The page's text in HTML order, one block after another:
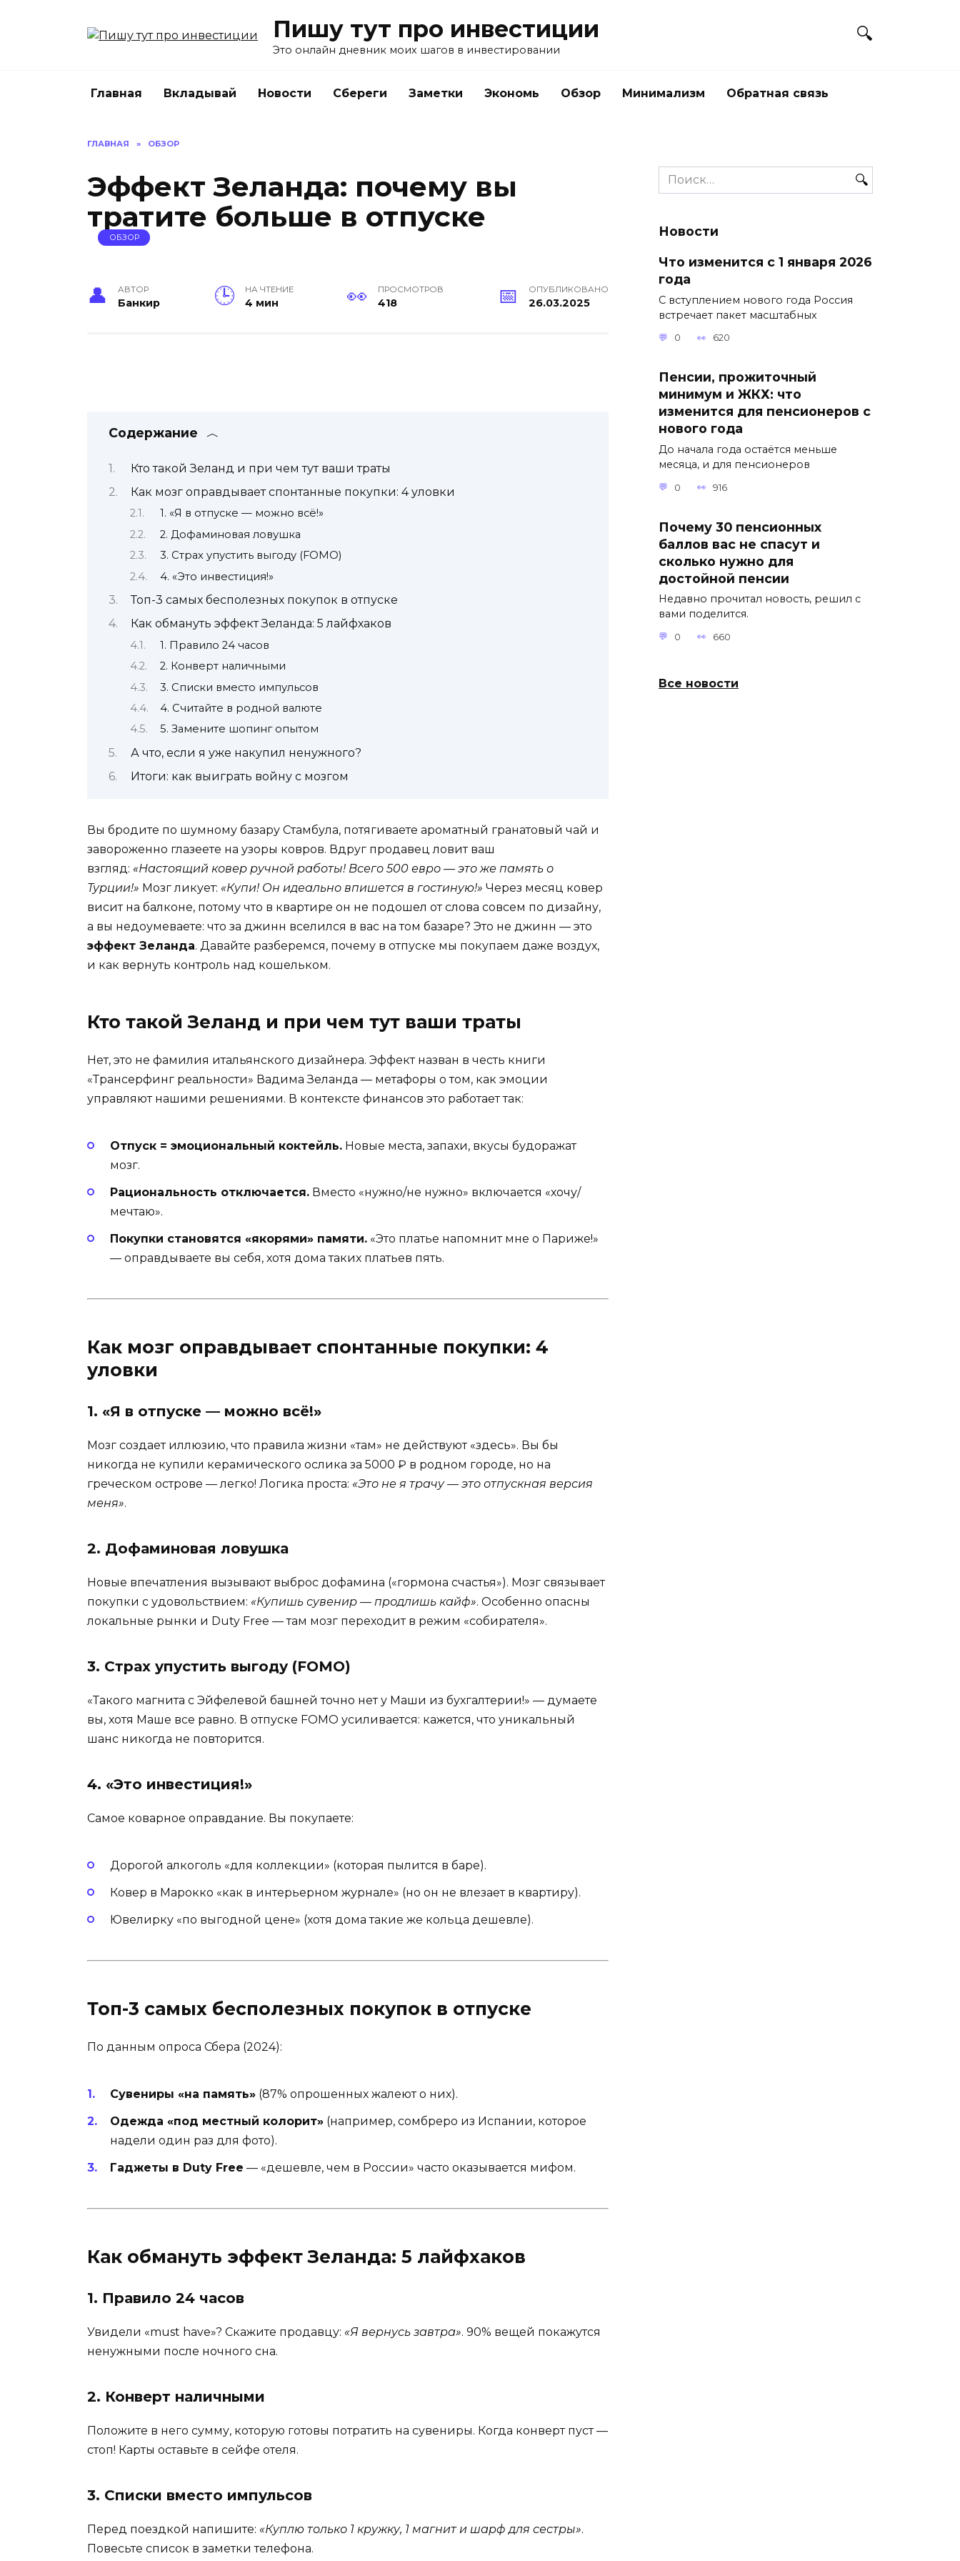
Пишу тут про инвестиции
Это онлайн дневник моих шагов в инвестировании
Главная Вкладывай Новости Сбереги Заметки Экономь Обзор Минимализм Обратная связь
ГЛАВНАЯ » ОБЗОР
Эффект Зеланда: почему вы
тратите больше в отпуске
ОБЗОР
АВТОР
Банкир
НА ЧТЕНИЕ
4 мин
ПРОСМОТРОВ
418
ОПУБЛИКОВАНО
26.03.2025
Содержание
Кто такой Зеланд и при чем тут ваши траты
Как мозг оправдывает спонтанные покупки: 4 уловки
1. «Я в отпуске — можно всё!»
2. Дофаминовая ловушка
3. Страх упустить выгоду (FOMO)
4. «Это инвестиция!»
Топ-3 самых бесполезных покупок в отпуске
Как обмануть эффект Зеланда: 5 лайфхаков
1. Правило 24 часов
2. Конверт наличными
3. Списки вместо импульсов
4. Считайте в родной валюте
5. Замените шопинг опытом
А что, если я уже накупил ненужного?
Итоги: как выиграть войну с мозгом
Вы бродите по шумному базару Стамбула, потягиваете ароматный гранатовый чай и
завороженно глазеете на узоры ковров. Вдруг продавец ловит ваш
взгляд: «Настоящий ковер ручной работы! Всего 500 евро — это же память о
Турции!» Мозг ликует: «Купи! Он идеально впишется в гостиную!» Через месяц ковер
висит на балконе, потому что в квартире он не подошел от слова совсем по дизайну,
а вы недоумеваете: что за джинн вселился в вас на том базаре? Это не джинн — это
эффект Зеланда. Давайте разберемся, почему в отпуске мы покупаем даже воздух,
и как вернуть контроль над кошельком.
Кто такой Зеланд и при чем тут ваши траты
Нет, это не фамилия итальянского дизайнера. Эффект назван в честь книги
«Трансерфинг реальности» Вадима Зеланда — метафоры о том, как эмоции
управляют нашими решениями. В контексте финансов это работает так:
Отпуск = эмоциональный коктейль. Новые места, запахи, вкусы будоражат
мозг.
Рациональность отключается. Вместо «нужно/не нужно» включается «хочу/
мечтаю».
Покупки становятся «якорями» памяти. «Это платье напомнит мне о Париже!»
— оправдываете вы себя, хотя дома таких платьев пять.
Как мозг оправдывает спонтанные покупки: 4
уловки
1. «Я в отпуске — можно всё!»
Мозг создает иллюзию, что правила жизни «там» не действуют «здесь». Вы бы
никогда не купили керамического ослика за 5000 ₽ в родном городе, но на
греческом острове — легко! Логика проста: «Это не я трачу — это отпускная версия
меня».
2. Дофаминовая ловушка
Новые впечатления вызывают выброс дофамина («гормона счастья»). Мозг связывает
покупки с удовольствием: «Купишь сувенир — продлишь кайф». Особенно опасны
локальные рынки и Duty Free — там мозг переходит в режим «собирателя».
3. Страх упустить выгоду (FOMO)
«Такого магнита с Эйфелевой башней точно нет у Маши из бухгалтерии!» — думаете
вы, хотя Маше все равно. В отпуске FOMO усиливается: кажется, что уникальный
шанс никогда не повторится.
4. «Это инвестиция!»
Самое коварное оправдание. Вы покупаете:
Дорогой алкоголь «для коллекции» (которая пылится в баре).
Ковер в Марокко «как в интерьерном журнале» (но он не влезает в квартиру).
Ювелирку «по выгодной цене» (хотя дома такие же кольца дешевле).
Топ-3 самых бесполезных покупок в отпуске
По данным опроса Сбера (2024):
Сувениры «на память» (87% опрошенных жалеют о них).
Одежда «под местный колорит» (например, сомбреро из Испании, которое
надели один раз для фото).
Гаджеты в Duty Free — «дешевле, чем в России» часто оказывается мифом.
Как обмануть эффект Зеланда: 5 лайфхаков
1. Правило 24 часов
Увидели «must have»? Скажите продавцу: «Я вернусь завтра». 90% вещей покажутся
ненужными после ночного сна.
2. Конверт наличными
Положите в него сумму, которую готовы потратить на сувениры. Когда конверт пуст —
стоп! Карты оставьте в сейфе отеля.
3. Списки вместо импульсов
Перед поездкой напишите: «Куплю только 1 кружку, 1 магнит и шарф для сестры».
Повесьте список в заметки телефона.
Search
for:
Новости
Что изменится с 1 января 2026
года
С вступлением нового года Россия
встречает пакет масштабных
0 620
Пенсии, прожиточный
минимум и ЖКХ: что
изменится для пенсионеров с
нового года
До начала года остаётся меньше
месяца, и для пенсионеров
0 916
Почему 30 пенсионных
баллов вас не спасут и
сколько нужно для
достойной пенсии
Недавно прочитал новость, решил с
вами поделится.
0 660
Все новости